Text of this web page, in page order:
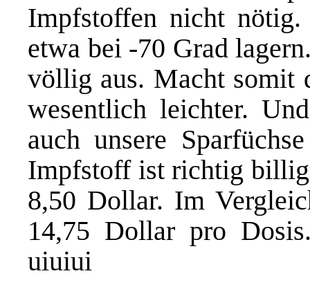
Impfstoffen nicht
etwa bei -70 Grad
völlig aus. Macht somit
wesentlich leichter.
auch unsere
Impfstoff ist richtig
8,50 Dollar. Im
14,75 Dollar pro
uiuiui